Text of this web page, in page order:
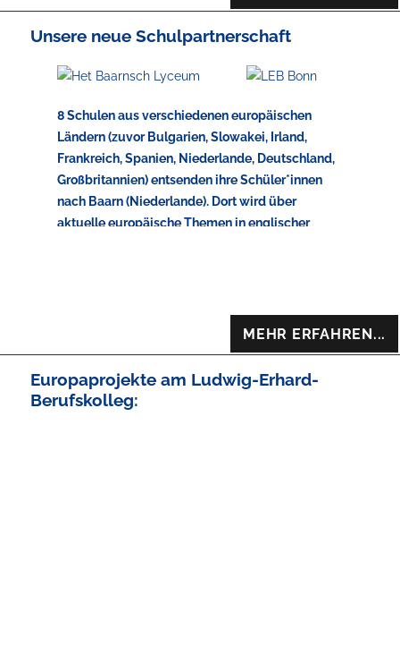
Debattiertraining und Ausflügen nach
Amsterdam, Den Haag und Scheveningen.
Unsere neue Schulpartnerschaft
8 Schulen aus verschiedenen europäischen
Ländern (zuvor Bulgarien, Slowakei, Irland,
Frankreich, Spanien, Niederlande, Deutschland,
Großbritannien) entsenden ihre Schüler*innen
nach Baarn (Niederlande). Dort wird über
aktuelle europäische Themen in englischer
Schuljahr wird dieser Austausch vom9. Mai bis
zum 14. Mai 2022stattfinden!
MEHR ERFAHREN...
Europaprojekte am Ludwig-Erhard-
Berufskolleg: